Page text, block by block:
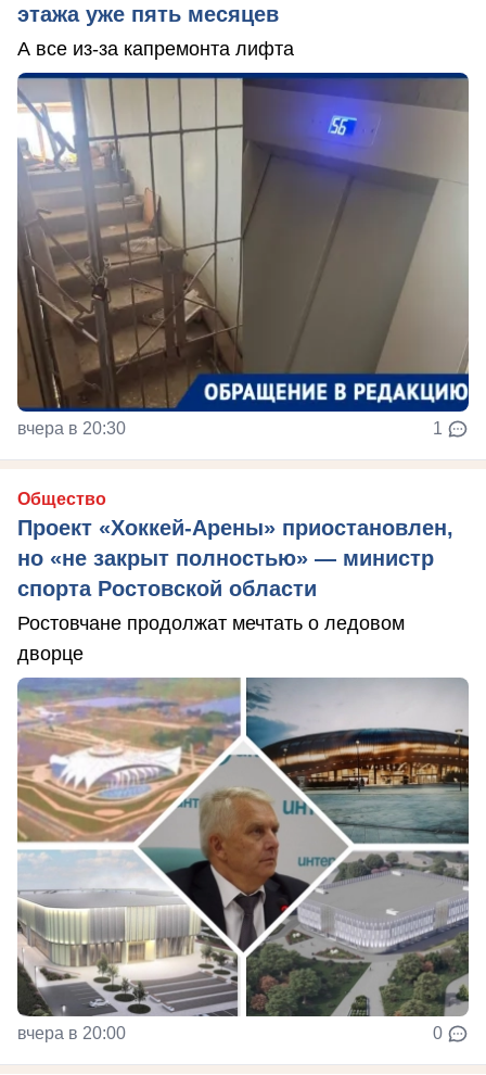
этажа уже пять месяцев
А все из-за капремонта лифта
вчера в 20:30 1
Общество
Проект «Хоккей-Арены» приостановлен,
но «не закрыт полностью» — министр
спорта Ростовской области
Ростовчане продолжат мечтать о ледовом
дворце
вчера в 20:00 0